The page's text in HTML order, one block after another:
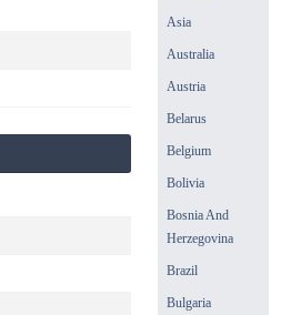
Asia
Australia
Austria
Belarus
Belgium
Bolivia
Bosnia And
Herzegovina
Brazil
Bulgaria